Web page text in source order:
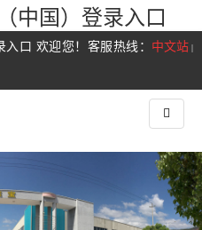
中国）登录入口
中文站 |
口 欢迎您！客服热线：